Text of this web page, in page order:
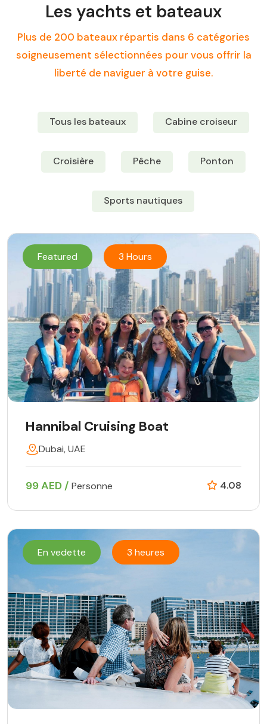
Les yachts et bateaux
Plus de 200 bateaux répartis dans 6 catégories
soigneusement sélectionnées pour vous offrir la
liberté de naviguer à votre guise.
Tous les bateaux Cabine croiseur
Croisière Pêche Ponton
Sports nautiques
Featured 3 Hours
Hannibal Cruising Boat
Dubai, UAE
99 AED / Personne 4.08
En vedette 3 heures